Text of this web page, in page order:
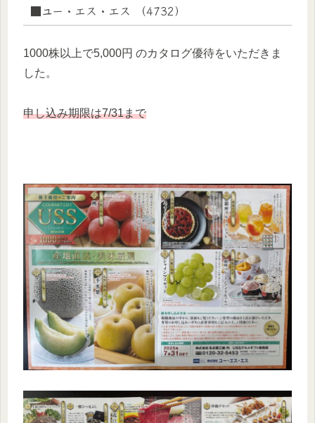
■ユー・エス・エス （4732）
1000株以上で5,000円 のカタログ優待をいただきま
した。
申し込み期限は7/31まで